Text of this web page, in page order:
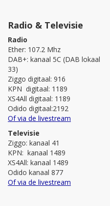
Radio & Televisie
Radio
Ether: 107.2 Mhz
DAB+: kanaal 5C (DAB lokaal
33)
Ziggo digitaal: 916
KPN digitaal: 1189
XS4All digitaal: 1189
Odido digitaal:2192
Of via de livestream
Televisie
Ziggo: kanaal 41
KPN: kanaal 1489
XS4All: kanaal 1489
Odido kanaal 877
Of via de livestream